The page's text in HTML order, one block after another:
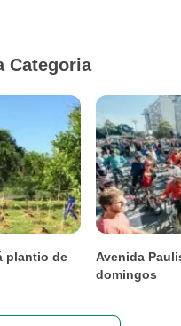
Categoria
plantio de
Avenida
domingos